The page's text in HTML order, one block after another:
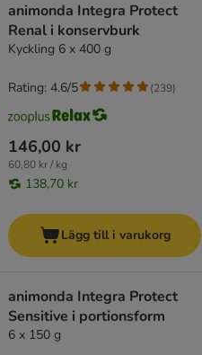
animonda Integra Protect
Renal i konservburk
Kyckling 6 x 400 g
146,00 kr
60,80 kr / kg
138,70 kr
Rating: 4.6/5 (239)
Lägg till i varukorg
animonda Integra Protect
Sensitive i portionsform
6 x 150 g